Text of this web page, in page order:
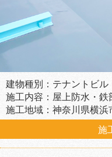
建物種別：テナントビル
施工内容：屋上防水・鉄
施工地域：神奈川県横浜
施